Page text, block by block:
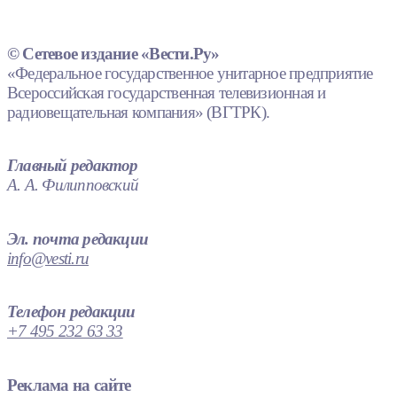
© Сетевое издание «Вести.Ру»
«Федеральное государственное унитарное предприятие
Всероссийская государственная телевизионная и
радиовещательная компания» (ВГТРК).
Главный редактор
А. А. Филипповский
Эл. почта редакции
info@vesti.ru
Телефон редакции
+7 495 232 63 33
Реклама на сайте